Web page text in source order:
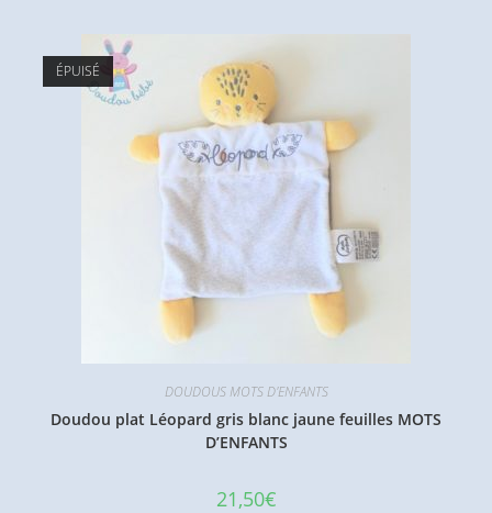
ÉPUISÉ
DOUDOUS MOTS D'ENFANTS
Doudou plat Léopard gris blanc jaune feuilles MOTS
D’ENFANTS
21,50€